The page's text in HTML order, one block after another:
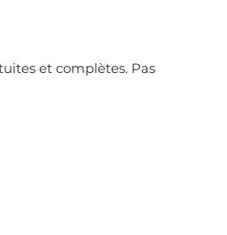
et complètes. Pas